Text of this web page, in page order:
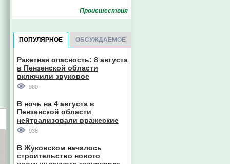
Проиcшествия
ПОПУЛЯРНОЕ ОБСУЖДАЕМОЕ
Ракетная опасность: 8 августа
в Пензенской области
включили звуковое
оповещение
980
В ночь на 4 августа в
Пензенской области
нейтрализовали вражеские
дроны
938
В Жуковском началось
строительство нового